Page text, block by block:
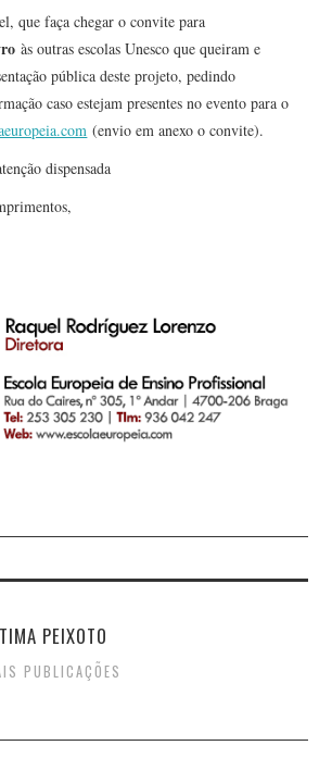
que faça chegar o convite para
às outras escolas Unesco que queiram e
pública deste projeto, pedindo
caso estejam presentes no evento para o
(envio em anexo o convite).
dispensada
PEIXOTO
PUBLICAÇÕES